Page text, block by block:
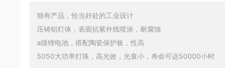
独有产品，恰当好处的工业设计
压铸铝灯体，表面抗紫外线喷涂，耐腐蚀
a级锂电池，搭配陶瓷保护板，性高